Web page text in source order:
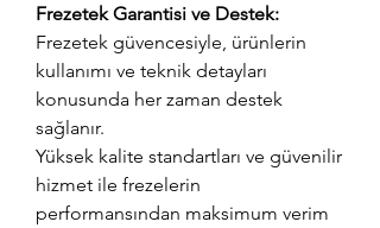
Frezetek Garantisi ve Destek:
Frezetek güvencesiyle, ürünlerin
kullanımı ve teknik detayları
konusunda her zaman destek
sağlanır.
Yüksek kalite standartları ve güvenilir
hizmet ile frezelerin
performansından maksimum verim